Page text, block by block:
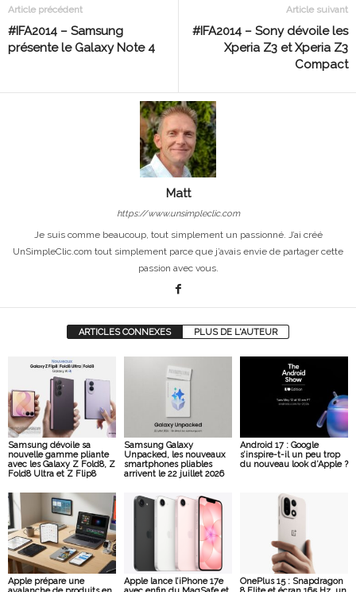
Article précédent
#IFA2014 – Samsung
présente le Galaxy Note 4
Article suivant
#IFA2014 – Sony dévoile les
Xperia Z3 et Xperia Z3
Compact
Matt
https://www.unsimpleclic.com
Je suis comme beaucoup, tout simplement un passionné. J’ai créé
UnSimpleClic.com tout simplement parce que j’avais envie de partager cette
passion avec vous.
ARTICLES CONNEXES PLUS DE L'AUTEUR
Samsung dévoile sa
nouvelle gamme pliante
avec les Galaxy Z Fold8, Z
Fold8 Ultra et Z Flip8
Samsung Galaxy
Unpacked, les nouveaux
smartphones pliables
arrivent le 22 juillet 2026
Android 17 : Google
s’inspire-t-il un peu trop
du nouveau look d’Apple ?
Apple prépare une
Apple lance l’iPhone 17e
OnePlus 15 : Snapdragon